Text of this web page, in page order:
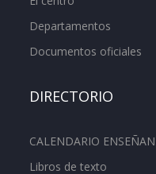
Departamentos
Documentos oficiales
DIRECTORIO
CALENDARIO
Libros de texto